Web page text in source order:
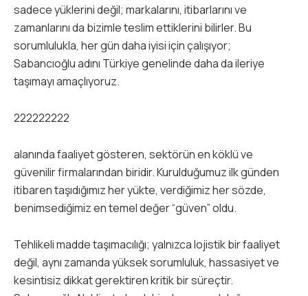
sadece yüklerini değil; markalarını, itibarlarını ve
zamanlarını da bizimle teslim ettiklerini bilirler. Bu
sorumlulukla, her gün daha iyisi için çalışıyor;
Sabancıoğlu adını Türkiye genelinde daha da ileriye
taşımayı amaçlıyoruz.
222222222
alanında faaliyet gösteren, sektörün en köklü ve
güvenilir firmalarından biridir. Kurulduğumuz ilk günden
itibaren taşıdığımız her yükte, verdiğimiz her sözde,
benimsediğimiz en temel değer “güven” oldu.
Tehlikeli madde taşımacılığı; yalnızca lojistik bir faaliyet
değil, aynı zamanda yüksek sorumluluk, hassasiyet ve
kesintisiz dikkat gerektiren kritik bir süreçtir.